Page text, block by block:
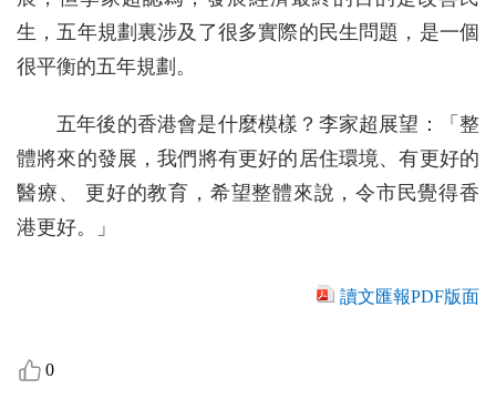
生，五年規劃裏涉及了很多實際的民生問題，是一個
很平衡的五年規劃。
五年後的香港會是什麼模樣？李家超展望：「整
體將來的發展，我們將有更好的居住環境、有更好的
醫療、 更好的教育，希望整體來說，令市民覺得香
港更好。」
讀文匯報PDF版面
0